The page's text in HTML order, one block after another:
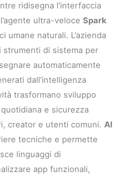
ridisegna l’interfaccia
ultra-veloceSpark
umane naturali. L’azienda
strumenti di sistema per
automaticamente
dall’intelligenza
trasformano sviluppo
e sicurezza
creator e utenti comuni.AI
tecniche e permette
linguaggi di
app funzionali,